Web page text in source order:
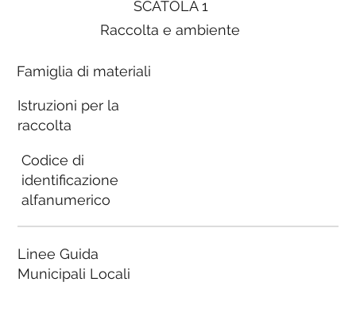
SCATOLA 1
Raccolta e ambiente
Famiglia di materiali
Istruzioni per la
raccolta
Codice di
identificazione
alfanumerico
Linee Guida
Municipali Locali